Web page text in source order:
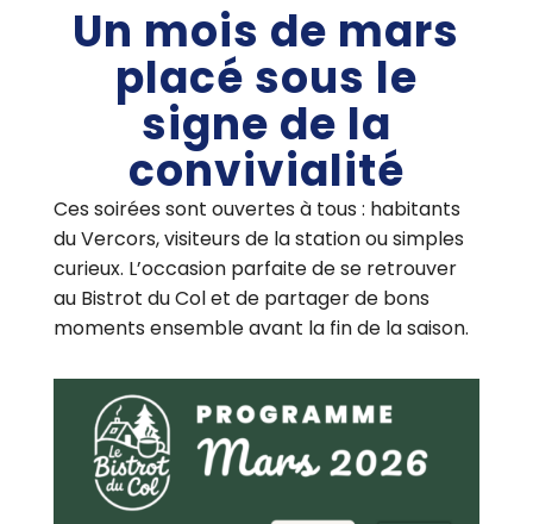
Un mois de mars
placé sous le
signe de la
convivialité
Ces soirées sont ouvertes à tous : habitants
du Vercors, visiteurs de la station ou simples
curieux. L’occasion parfaite de se retrouver
au Bistrot du Col et de partager de bons
moments ensemble avant la fin de la saison.